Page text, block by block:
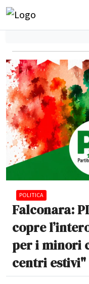
POLITICA
Falconara:
copre
per i minori
centri estivi"